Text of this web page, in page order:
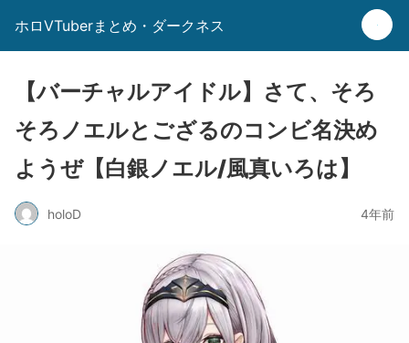
ホロVTuberまとめ・ダークネス
【バーチャルアイドル】さて、そろ
そろノエルとござるのコンビ名決め
ようぜ【白銀ノエル/風真いろは】
holoD 4年前